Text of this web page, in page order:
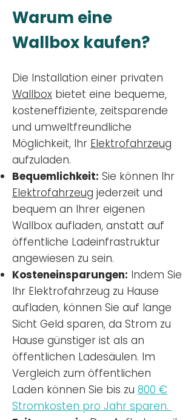
Warum eine
Wallbox kaufen?
Die Installation einer privaten
Wallbox bietet eine bequeme,
kosteneffiziente, zeitsparende
und umweltfreundliche
Möglichkeit, Ihr Elektrofahrzeug
aufzuladen.
Bequemlichkeit: Sie können Ihr
Elektrofahrzeug jederzeit und
bequem an Ihrer eigenen
Wallbox aufladen, anstatt auf
öffentliche Ladeinfrastruktur
angewiesen zu sein.
Kosteneinsparungen: Indem Sie
Ihr Elektrofahrzeug zu Hause
aufladen, können Sie auf lange
Sicht Geld sparen, da Strom zu
Hause günstiger ist als an
öffentlichen Ladesäulen. Im
Vergleich zum öffentlichen
Laden können Sie bis zu 800 €
Stromkosten pro Jahr sparen.